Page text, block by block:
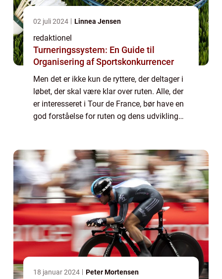
02 juli 2024 Linnea Jensen
redaktionel
Turneringssystem: En Guide til
Organisering af Sportskonkurrencer
Men det er ikke kun de ryttere, der deltager i
løbet, der skal være klar over ruten. Alle, der
er interesseret i Tour de France, bør have en
god forståelse for ruten og dens udvikling
18 januar 2024 Peter Mortensen